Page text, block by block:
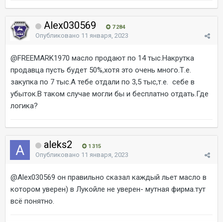
Alex030569 7 284
Опубликовано 11 января, 2023
@FREEMARK1970 масло продают по 14 тыс.Накрутка
продавца пусть будет 50%,хотя это очень много.Т.е.
закупка по 7 тыс.А тебе отдали по 3,5 тыс,т.е. себе в
убыток.В таком случае могли бы и бесплатно отдать.Где
логика?
aleks2 1 315
Опубликовано 11 января, 2023
@Alex030569 он правильно сказал каждый льет масло в
котором уверен) в Лукойле не уверен- мутная фирма.тут
всё понятно.